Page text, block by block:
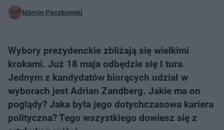
Marcin Paczkowski
Wybory prezydenckie zbliżają się wielkimi
krokami. Już 18 maja odbędzie się I tura.
Jednym z kandydatów biorących udział w
wyborach jest Adrian Zandberg. Jakie ma on
poglądy? Jaka była jego dotychczasowa kariera
polityczna? Tego wszystkiego dowiesz się z